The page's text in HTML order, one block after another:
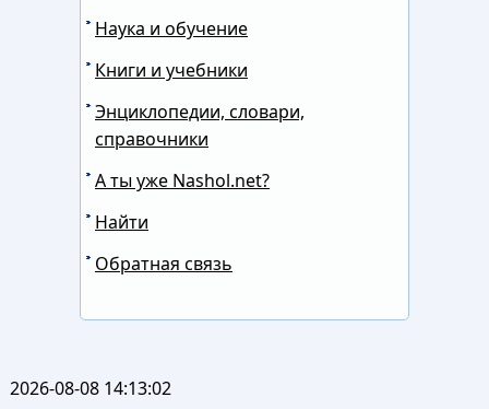
Наука и обучение
Книги и учебники
Энциклопедии, словари,
справочники
А ты уже Nashol.net?
Найти
Обратная связь
2026-08-08 14:13:02